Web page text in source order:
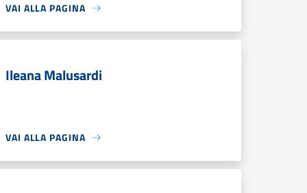
VAI ALLA PAGINA
Ileana Malusardi
VAI ALLA PAGINA